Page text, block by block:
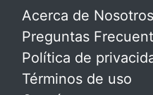
Acerca de Nosotros
Preguntas
Política de
Términos de uso